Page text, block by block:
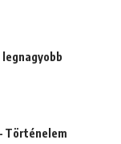
Történelem